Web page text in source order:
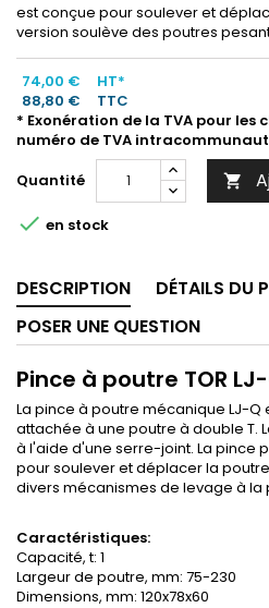
est conçue pour soulever et
version soulève des poutres
74,00 €
HT*
88,80 €
TTC
* Exonération de la TVA pour les
numéro de TVA
Quantité

 en stock
DESCRIPTION
DÉTAILS DU
POSER UNE QUESTION
Pince à poutre TOR
La pince à poutre mécanique LJ-
attachée à une poutre à double T.
à l'aide d'une serre-joint. La pince
pour soulever et déplacer la
divers mécanismes de levage à la
Caractéristiques:
Capacité, t: 1
Largeur de poutre, mm: 75-230
Dimensions, mm: 120x78x60